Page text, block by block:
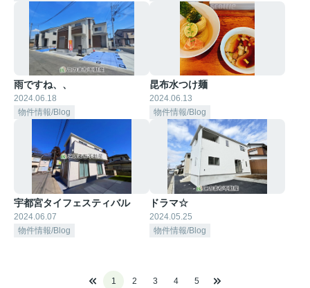
雨ですね、、
2024.06.18
物件情報/Blog
昆布水つけ麺
2024.06.13
物件情報/Blog
宇都宮タイフェスティバル
2024.06.07
物件情報/Blog
ドラマ☆
2024.05.25
物件情報/Blog
1 2 3 4 5